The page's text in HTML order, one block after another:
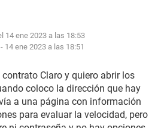
14 ene 2023 a las 18:53
- 14 ene 2023 a las 18:51
contrato Claro y quiero abrir los
coloco la dirección que hay
a una página con información
para evaluar la velocidad, pero